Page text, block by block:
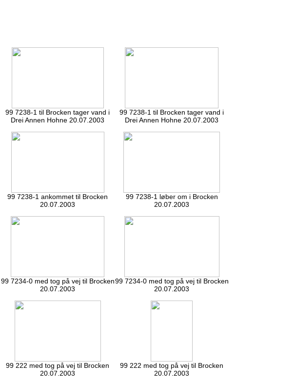
99 7238-1 til Brocken tager vand i
Drei Annen Hohne 20.07.2003
99 7238-1 til Brocken tager vand i
Drei Annen Hohne 20.07.2003
99 7238-1 ankommet til Brocken
20.07.2003
99 7238-1 løber om i Brocken
20.07.2003
99 7234-0 med tog på vej til Brocken
20.07.2003
99 7234-0 med tog på vej til Brocken
20.07.2003
99 222 med tog på vej til Brocken
20.07.2003
99 222 med tog på vej til Brocken
20.07.2003